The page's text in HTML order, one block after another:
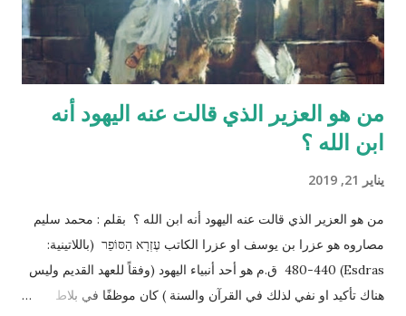
page=sh...
من هو العزير الذي قالت عنه اليهود أنه
ابن الله ؟
يناير 21, 2019
من هو العزير الذي قالت عنه اليهود أنه ابن الله ؟ بقلم : محمد سليم
مصاروه هو عزرا بن يوسف او عزرا الكاتب עֶזְרָא הַסּוֹפֵר (باللاتينية:
Esdras) 480-440 ق.م هو أحد أنبياء اليهود (وفقاً للعهد القديم وليس
هناك تأكيد او نفي لذلك في القرآن والسنة ) كان موظفًا في بلاط